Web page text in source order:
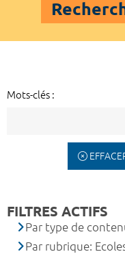
Mots-clés :
FILTRES ACTIFS
Par type de
Par rubrique: